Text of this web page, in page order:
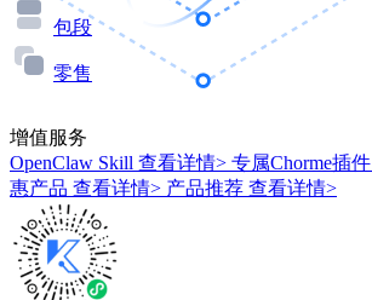
包段
零售
增值服务
OpenClaw Skill 查看详情> 专属Chorme插件
惠产品 查看详情> 产品推荐 查看详情>